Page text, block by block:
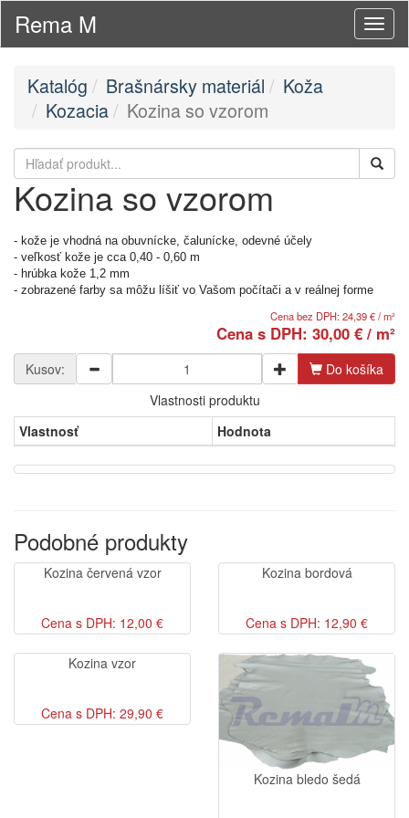
Rema M
Katalóg Brašnársky materiál
Koža
Kozacia
Kozina so vzorom
Kozina so vzorom
- kože je vhodná na obuvnícke, čalunícke, odevné účely
- veľkosť kože je cca 0,40 - 0,60 m
- hrúbka kože 1,2 mm
- zobrazené farby sa môžu líšiť vo Vašom počítači a v reálnej forme
Cena bez DPH: 24,39 € / m²
Cena s DPH: 30,00 € / m²
Kusov:
Do košíka
Vlastnosti produktu
Vlastnosť
Hodnota
Podobné produkty
Kozina červená vzor
Cena s DPH: 12,00 €
Kozina bordová
Cena s DPH: 12,90 €
Kozina vzor
Cena s DPH: 29,90 €
Kozina bledo šedá